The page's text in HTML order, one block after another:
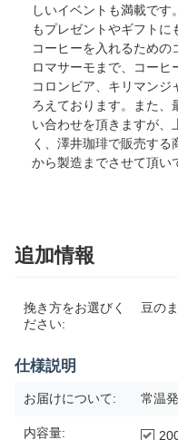
しいイベントも満載で
もプレゼントやギフト
コーヒーを入れるための
ロマサーモまで、コーヒ
コロンビア、キリマンジ
ろえております。また、
い合わせを頂きますが、
く、澤井珈琲で販売す
から製造までさせて頂い
追加情報
挽き方をお選びく
ださい:
豆の
仕様説明
お届けについて: 常温
内容量: